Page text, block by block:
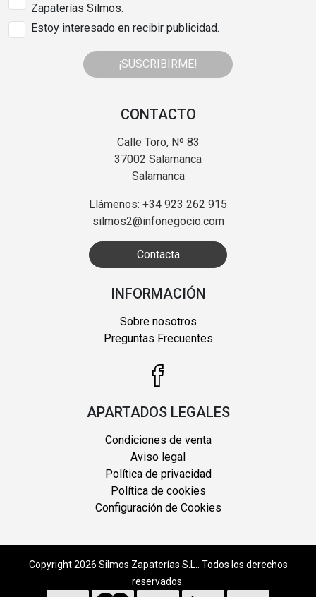
Zapaterías Silmos.
Estoy interesado en recibir publicidad.
¡SUSCRIBIRME!
CONTACTO
Calle Toro, Nº 83
37002 Salamanca
Salamanca
Llámenos: +34 923 262 915
silmos2@infonegocio.com
Contacta
INFORMACIÓN
Sobre nosotros
Preguntas Frecuentes
APARTADOS LEGALES
Condiciones de venta
Aviso legal
Política de privacidad
Política de cookies
Configuración de Cookies
Copyright 2026 Silmos Zapaterías S.L.
. Todos los derechos
reservados.